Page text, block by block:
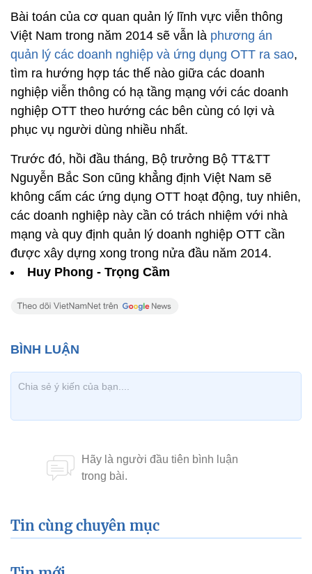
Bài toán của cơ quan quản lý lĩnh vực viễn thông
Việt Nam trong năm 2014 sẽ vẫn là phương án
quản lý các doanh nghiệp và ứng dụng OTT ra sao,
tìm ra hướng hợp tác thế nào giữa các doanh
nghiệp viễn thông có hạ tầng mạng với các doanh
nghiệp OTT theo hướng các bên cùng có lợi và
phục vụ người dùng nhiều nhất.
Trước đó, hồi đầu tháng, Bộ trưởng Bộ TT&TT
Nguyễn Bắc Son cũng khẳng định Việt Nam sẽ
không cấm các ứng dụng OTT hoạt động, tuy nhiên,
các doanh nghiệp này cần có trách nhiệm với nhà
mạng và quy định quản lý doanh nghiệp OTT cần
được xây dựng xong trong nửa đầu năm 2014.
Huy Phong - Trọng Cầm
Tin cùng chuyên mục